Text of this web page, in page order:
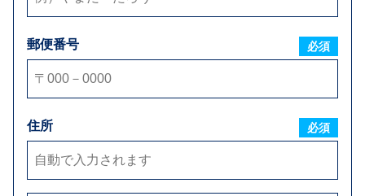
郵便番号 必須
住所 必須
ご要望